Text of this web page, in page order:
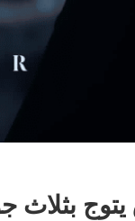
يتوج